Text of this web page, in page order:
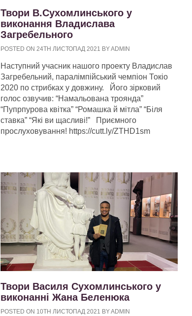
Твори В.Сухомлинського у
виконання Владислава
Загребельного
POSTED ON 24TH ЛИСТОПАД 2021 BY ADMIN
Наступний учасник нашого проекту Владислав
Загребельний, паралімпійський чемпіон Токіо
2020 по стрибках у довжину. Його зірковий
голос озвучив: “Намальована троянда”
“Пупрпурова квітка” “Ромашка й мітла” “Біля
ставка” “Які ви щасливі!” Приємного
прослуховування! https://cutt.ly/ZTHD1sm
Твори Василя Сухомлинського у
виконанні Жана Беленюка
POSTED ON 10TH ЛИСТОПАД 2021 BY ADMIN